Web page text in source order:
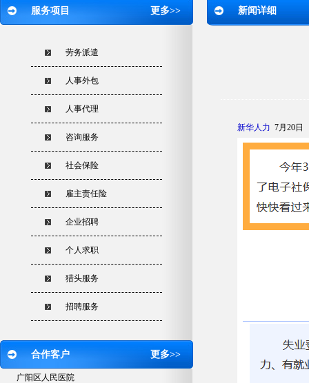
新闻详细
新华人力 7月20日
服务项目 更多>>
劳务派遣
人事外包
人事代理
咨询服务
社会保险
雇主责任险
企业招聘
个人求职
猎头服务
招聘服务
合作客户 更多>>
广阳区人民医院